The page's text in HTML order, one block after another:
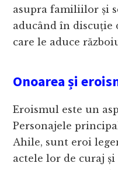
asupra familiilor și
aducând în discuție
care le aduce
Onoarea și
Eroismul este un
Personajele
Ahile, sunt eroi
actele lor de curaj